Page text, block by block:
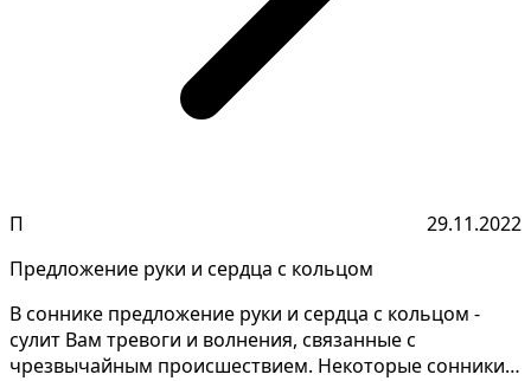
П
29.11.2022
Предложение руки и сердца с кольцом
В соннике предложение руки и сердца с кольцом -
сулит Вам тревоги и волнения, связанные с
чрезвычайным происшествием. Некоторые сонники